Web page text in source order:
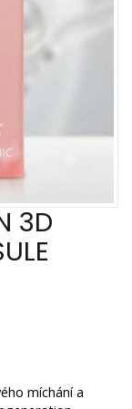
3D
míchání a